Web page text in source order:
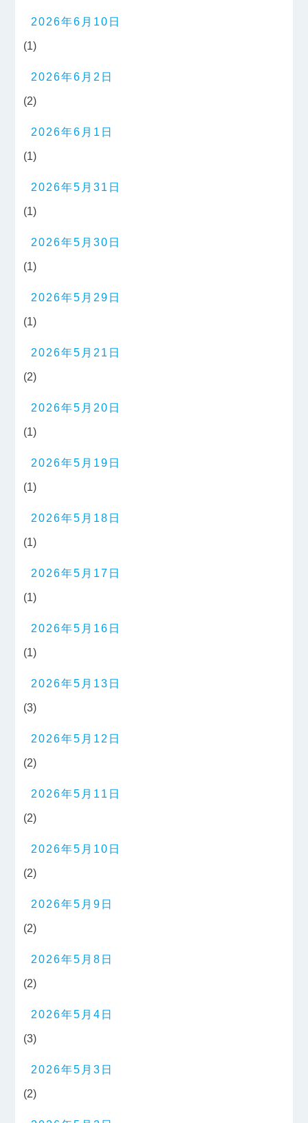
2026年6月10日
(1)
2026年6月2日
(2)
2026年6月1日
(1)
2026年5月31日
(1)
2026年5月30日
(1)
2026年5月29日
(1)
2026年5月21日
(2)
2026年5月20日
(1)
2026年5月19日
(1)
2026年5月18日
(1)
2026年5月17日
(1)
2026年5月16日
(1)
2026年5月13日
(3)
2026年5月12日
(2)
2026年5月11日
(2)
2026年5月10日
(2)
2026年5月9日
(2)
2026年5月8日
(2)
2026年5月4日
(3)
2026年5月3日
(2)